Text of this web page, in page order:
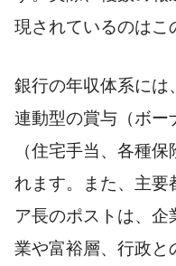
現されているのはこ
銀行の年収体系には
連動型の賞与（ボー
（住宅手当、各種
れます。また、主要
ア長のポストは、
業や富裕層、行政と